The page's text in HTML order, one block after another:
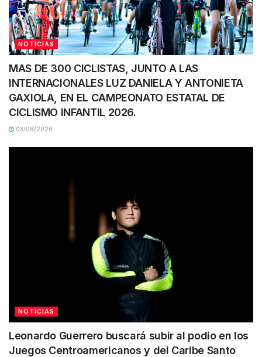
NOTICIAS
MAS DE 300 CICLISTAS, JUNTO A LAS
INTERNACIONALES LUZ DANIELA Y ANTONIETA
GAXIOLA, EN EL CAMPEONATO ESTATAL DE
CICLISMO INFANTIL 2026.
03/08/2026
NOTICIAS
Leonardo Guerrero buscará subir al podio en los
Juegos Centroamericanos y del Caribe Santo